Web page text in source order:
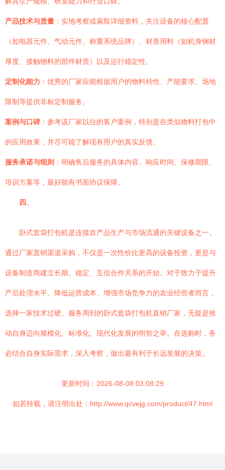
产品技术与质量 ：实地考察或索取详细资料，关注设备的核心配置
（如电器元件、气动元件、称重系统品牌）、材质用料（如机身钢材
厚度、接触物料的部件材质）以及运行稳定性。
定制化能力 ：优秀的厂家应能根据用户的物料特性、产能要求、场地
限制等提供非标定制服务。
案例与口碑 ：参考该厂家以往的客户案例，特别是在类似物料打包中
的应用效果，并尽可能了解现有用户的真实反馈。
服务承诺与细则 ：明确售后服务的具体内容、响应时间、保修期限、
培训方案等，最好能有书面协议保障。
四、
卧式套袋打包机是连接农产品生产与市场流通的关键设备之一。
通过厂家直销渠道采购，不仅是一次性价比更高的设备投资，更是与
设备制造商建立长期、稳定、互信合作关系的开始。对于致力于提升
产后处理水平、降低运营成本、增强市场竞争力的农业经营者而言，
选择一家技术过硬、服务周到的卧式套袋打包机直销厂家，无疑是推
动自身迈向规模化、标准化、现代化发展的明智之举。在选购时，务
必结合自身实际需求，深入考察，做出最有利于长远发展的决策。
更新时间：2026-08-08 03:08:29
如若转载，请注明出处：http://www.qcvejg.com/product/47.html